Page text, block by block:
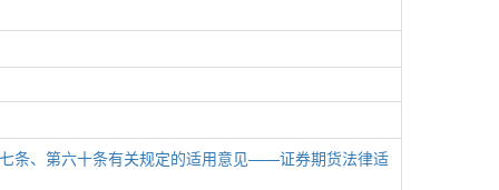
条、第六十条有关规定的适用意见——证券期货法律适